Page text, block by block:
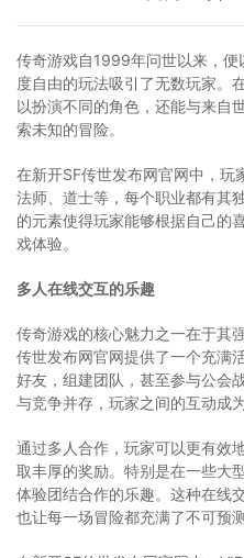
传奇游戏自1999年问世以来，
度自由的玩法吸引了无数玩家。
以扮演不同的角色，还能与来自
索未知的冒险。
在新开SF传世发布网官网中，玩
法师、道士等，每个职业都有其
的元素使得玩家能够根据自己的
戏体验。
多人在线交互的乐趣
传奇游戏的核心魅力之一在于其
传世发布网官网提供了一个充满
好友，组建团队，甚至参与公会
与竞争并存，玩家之间的互动成
通过多人合作，玩家可以更有效
取丰厚的奖励。特别是在一些大
体验团结合作的乐趣。这种在线
也让每一场冒险都充满了不可预